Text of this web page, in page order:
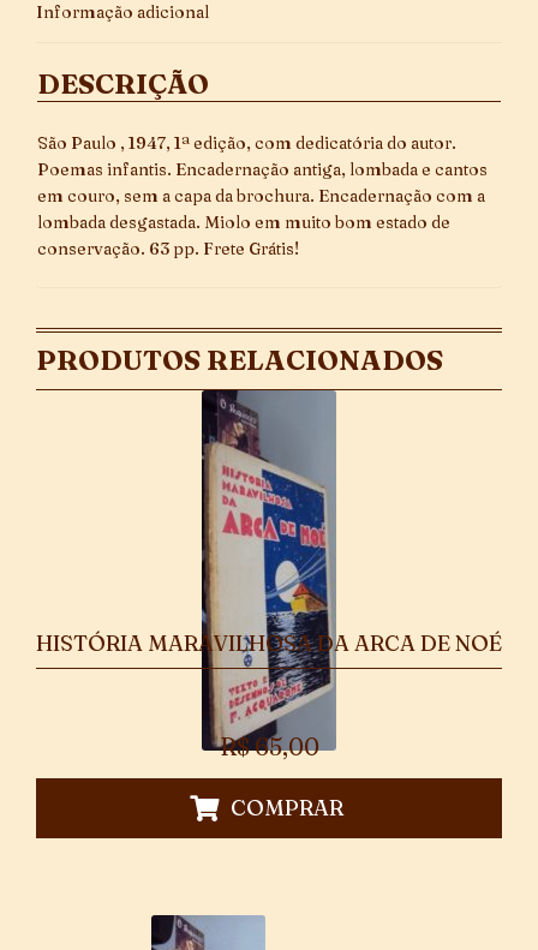
Informação adicional
DESCRIÇÃO
São Paulo , 1947, 1ª edição, com dedicatória do autor.
Poemas infantis. Encadernação antiga, lombada e cantos
em couro, sem a capa da brochura. Encadernação com a
lombada desgastada. Miolo em muito bom estado de
conservação. 63 pp. Frete Grátis!
PRODUTOS RELACIONADOS
HISTÓRIA MARAVILHOSA DA ARCA DE NOÉ
R$65,00
COMPRAR